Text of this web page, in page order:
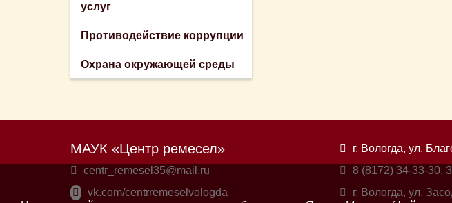
услуг
Противодействие коррупции
Охрана окружающей среды
МАУК «Центр ремесел»
centr_remesel35@mail.ru
vk.com/centrremeselvologda
г. Вологда, ул.
8 (8172) 34-33-30,
г. Вологда, ул.